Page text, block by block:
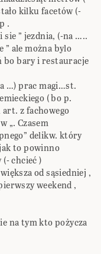
kilku facetów (-
.
” jezdnia, (-na …..
” ale można bylo
bo bary i restauracje
…) prac magi…st.
( bo p.
z fachowego
„. Czasem
delikw. który
to powinno
(- chcieć )
od sąsiedniej ,
weekend ,
na tym kto pożycza